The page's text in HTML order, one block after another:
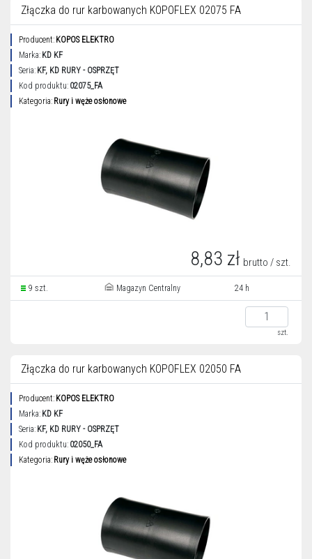
Złączka do rur karbowanych KOPOFLEX 02075 FA
Producent: KOPOS ELEKTRO
Marka: KD KF
Seria: KF, KD RURY - OSPRZĘT
Kod produktu: 02075_FA
Kategoria: Rury i węże osłonowe
8,83 zł brutto / szt.
9 szt. Magazyn Centralny 24 h
szt.
Złączka do rur karbowanych KOPOFLEX 02050 FA
Producent: KOPOS ELEKTRO
Marka: KD KF
Seria: KF, KD RURY - OSPRZĘT
Kod produktu: 02050_FA
Kategoria: Rury i węże osłonowe